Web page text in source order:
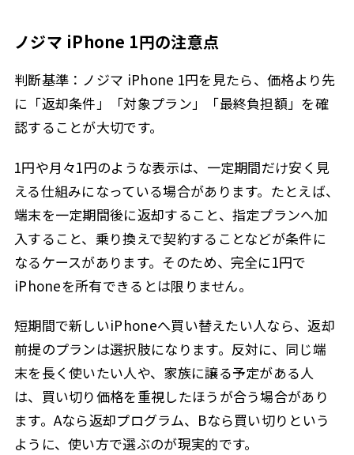
ノジマ iPhone 1円の注意点
判断基準：ノジマ iPhone 1円を見たら、価格より先
に「返却条件」「対象プラン」「最終負担額」を確
認することが大切です。
1円や月々1円のような表示は、一定期間だけ安く見
える仕組みになっている場合があります。たとえば、
端末を一定期間後に返却すること、指定プランへ加
入すること、乗り換えで契約することなどが条件に
なるケースがあります。そのため、完全に1円で
iPhoneを所有できるとは限りません。
短期間で新しいiPhoneへ買い替えたい人なら、返却
前提のプランは選択肢になります。反対に、同じ端
末を長く使いたい人や、家族に譲る予定がある人
は、買い切り価格を重視したほうが合う場合があり
ます。Aなら返却プログラム、Bなら買い切りという
ように、使い方で選ぶのが現実的です。